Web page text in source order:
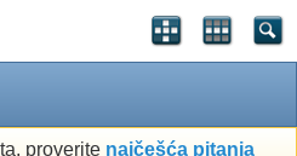
proverite najčešća pitanja